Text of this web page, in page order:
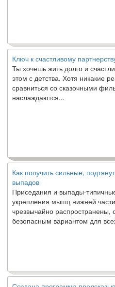
Ключ к счастливому партнерству
Ты хочешь жить долго и
этом с детства. Хотя никакие
сравниться со сказочными
наслаждаются...
Как получить сильные,
выпадов
Приседания и выпады-
укрепления мышц нижней
чрезвычайно распространены,
безопасным вариантом для
Создана программа